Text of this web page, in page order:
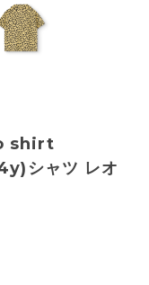
shirt
シャツ レオ